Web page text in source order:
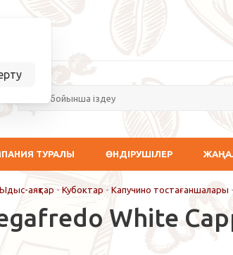
ТУРАЛЫ ӨНДІРУШІЛЕР
Ыдыс-аяқтар - Кубоктар - Капучино тостағаншалары -
White